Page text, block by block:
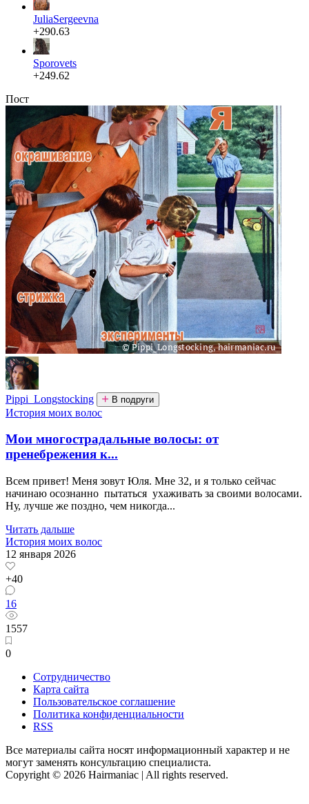
JuliaSergeevna
+290.63
Sporovets
+249.62
Пост
Pippi_Longstocking В подруги
История моих волос
Мои многострадальные волосы: от
пренебрежения к...
Всем привет! Меня зовут Юля. Мне 32, и я только сейчас
начинаю осознанно пытаться ухаживать за своими волосами.
Ну, лучше же поздно, чем никогда...
Читать дальше
История моих волос
12 января 2026
+40
16
1557
0
Сотрудничество
Карта сайта
Пользовательское соглашение
Политика конфиденциальности
RSS
Все материалы сайта носят информационный характер и не
могут заменять консультацию специалиста.
Copyright © 2026 Hairmaniac | All rights reserved.